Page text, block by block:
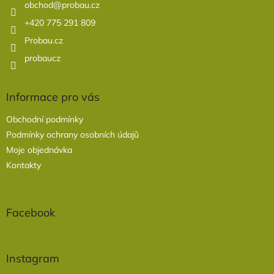
obchod@probau.cz
+420 775 291 809
Probau.cz
probaucz
Informace pro vás
Obchodní podmínky
Podmínky ochrany osobních údajů
Moje objednávka
Kontakty
Facebook
Instagram